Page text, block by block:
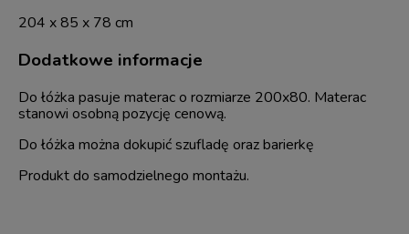
204 x 85 x 78 cm
Dodatkowe informacje
Do łóżka pasuje materac o rozmiarze 200x80. Materac
stanowi osobną pozycję cenową.
Do łóżka można dokupić szufladę oraz barierkę
Produkt do samodzielnego montażu.